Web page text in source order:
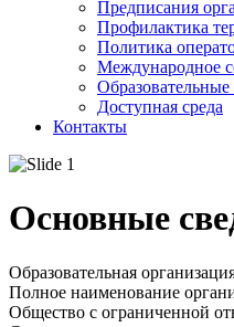
Предписания
Профилактика
Политика
Международное
Образовательные
Доступная среда
Контакты
Основные
Образовательная
Полное наименование
Общество с ограниченной